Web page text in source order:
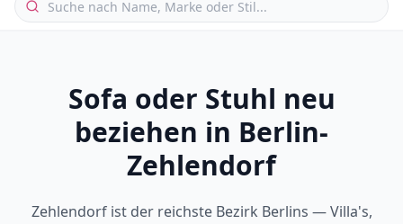
Sofa oder Stuhl neu
beziehen in Berlin-
Zehlendorf
Zehlendorf ist der reichste Bezirk Berlins — Villa's,